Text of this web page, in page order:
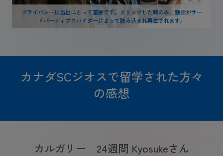
プライバシーは当社にとって重要です。クリックした時のみ、動画がサー
ドパーティプロバイダーによって読み込まれ再生されます。
カナダSCジオスで留学された方々
の感想
カルガリー 24週間 Kyosukeさん